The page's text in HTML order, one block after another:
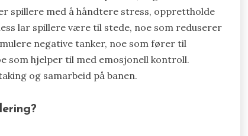
spillere med å håndtere stress, opprettholde
lar spillere være til stede, noe som reduserer
negative tanker, noe som fører til
som hjelper til med emosjonell kontroll.
og samarbeid på banen.